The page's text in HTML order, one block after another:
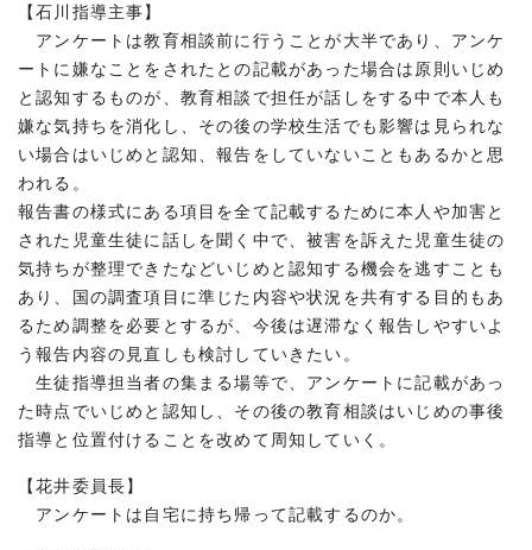
【石川指導主事】
アンケートは教育相談前に行うことが大半であり、アンケ
ートに嫌なことをされたとの記載があった場合は原則いじめ
と認知するものが、教育相談で担任が話しをする中で本人も
嫌な気持ちを消化し、その後の学校生活でも影響は見られな
い場合はいじめと認知、報告をしていないこともあるかと思
われる。
報告書の様式にある項目を全て記載するために本人や加害と
された児童生徒に話しを聞く中で、被害を訴えた児童生徒の
気持ちが整理できたなどいじめと認知する機会を逃すことも
あり、国の調査項目に準じた内容や状況を共有する目的もあ
るため調整を必要とするが、今後は遅滞なく報告しやすいよ
う報告内容の見直しも検討していきたい。
生徒指導担当者の集まる場等で、アンケートに記載があっ
た時点でいじめと認知し、その後の教育相談はいじめの事後
指導と位置付けることを改めて周知していく。
【花井委員長】
アンケートは自宅に持ち帰って記載するのか。